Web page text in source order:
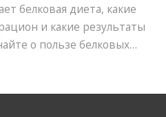
белковая диета, какие
и какие результаты
о пользе белковых